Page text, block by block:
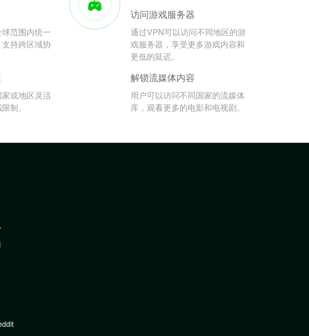
范围内统一
持跨区域协
或地区灵活
制。
访问游戏服务器
通过VPN可以访问不同地区的游
戏服务器，享受更多游戏内容和
更低的延迟。
解锁流媒体内容
用户可以访问不同国家的流媒体
库，观看更多的电影和电视剧。